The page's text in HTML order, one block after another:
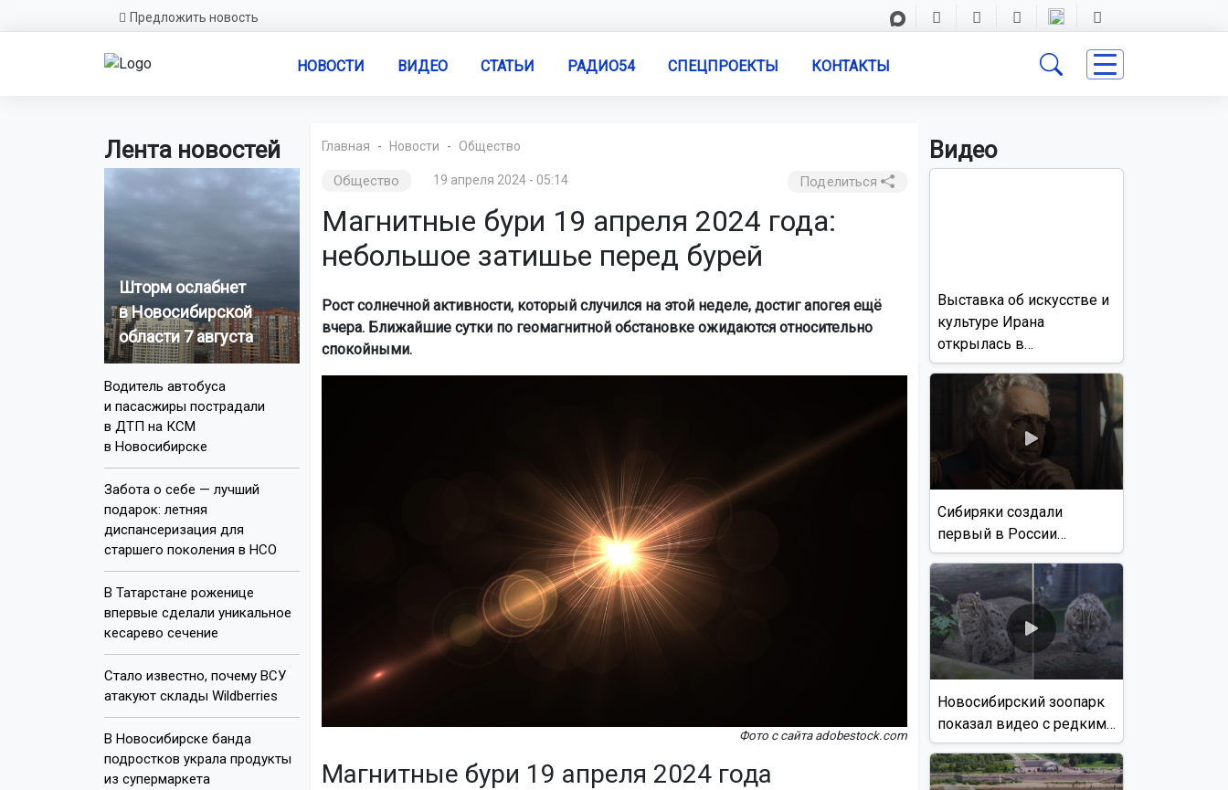
Предложить новость
НОВОСТИ ВИДЕО СТАТЬИ РАДИО54 СПЕЦПРОЕКТЫ КОНТАКТЫ
Лента новостей
Шторм ослабнет
в Новосибирской
области 7 августа
Водитель автобуса
и пасасжиры пострадали
в ДТП на КСМ
в Новосибирске
Забота о себе — лучший
подарок: летняя
диспансеризация для
старшего поколения в НСО
В Татарстане роженице
впервые сделали уникальное
кесарево сечение
Стало известно, почему ВСУ
атакуют склады Wildberries
В Новосибирске банда
подростков украла продукты
из супермаркета
Главная Новости Общество
Общество 19 апреля 2024 - 05:14 Поделиться
Магнитные бури 19 апреля 2024 года:
небольшое затишье перед бурей
Рост солнечной активности, который случился на этой неделе, достиг апогея ещё
вчера. Ближайшие сутки по геомагнитной обстановке ожидаются относительно
спокойными.
Фото с сайта adobestock.com
Магнитные бури 19 апреля 2024 года
Видео
Выставка об искусстве и
культуре Ирана
открылась в
Новосибирске
Сибиряки создали
первый в России
документальный фильм
с использованием ИИ
Новосибирский зоопарк
показал видео с редким
виверровым котом